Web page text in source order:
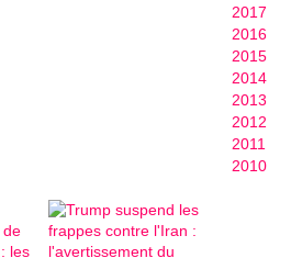
2017
2016
2015
2014
2013
2012
2011
2010